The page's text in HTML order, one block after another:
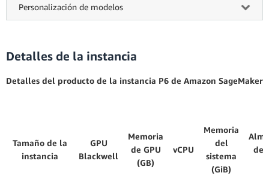
Personalización de modelos
Detalles de la instancia
Detalles del producto de la instancia P6 de Amazon SageMaker
Tamaño de la
instancia
GPU
Blackwell
Memoria
de GPU
(GB)
vCPU
Memoria
del
sistema
(GiB)
de